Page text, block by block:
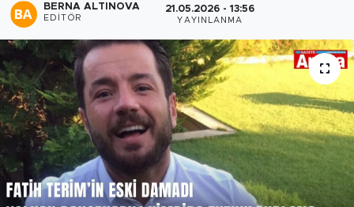
BERNA ALTINOVA
EDITÖR
21.05.2026 - 13:56
YAYINLANMA